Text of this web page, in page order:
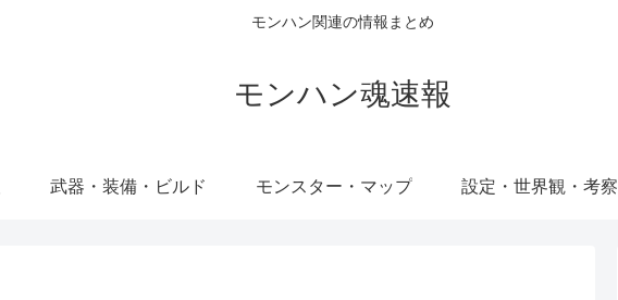
モンハン関連の情報まとめ
モンハン魂速報
武器・装備・ビルド モンスター・マップ 設定・世界観・考察